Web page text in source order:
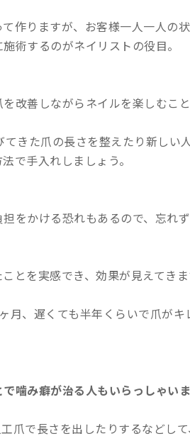
作りますが、お客様一人一人の
術するのがネイリストの役目。
改善しながらネイルを楽しむこと
てきた爪の長さを整えたり新しい
で手入れしましょう。
をかける恐れもあるので、忘れ
とを実感でき、効果が見えてきま
、遅くても半年くらいで爪がキ
噛み癖が治る人もいらっしゃいま
爪で長さを出したりするなどし